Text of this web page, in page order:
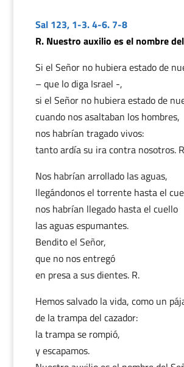
Sal 123, 1-3. 4-6. 7-8
R. Nuestro auxilio es el nombre
Si el Señor no hubiera estado de
– que lo diga Israel -,
si el Señor no hubiera estado de
cuando nos asaltaban los hombres,
nos habrían tragado vivos:
tanto ardía su ira contra nosotros.
Nos habrían arrollado las aguas,
llegándonos el torrente hasta el
nos habrían llegado hasta el cuello
las aguas espumantes.
Bendito el Señor,
que no nos entregó
en presa a sus dientes. R.
Hemos salvado la vida, como un
de la trampa del cazador:
la trampa se rompió,
y escapamos.